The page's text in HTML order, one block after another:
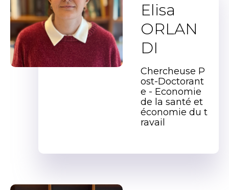
Elisa
ORLAN
DI
Chercheuse P
ost-Doctorant
e - Economie
de la santé et
économie du t
ravail